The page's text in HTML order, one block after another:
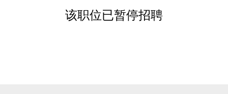
该职位已暂停招聘